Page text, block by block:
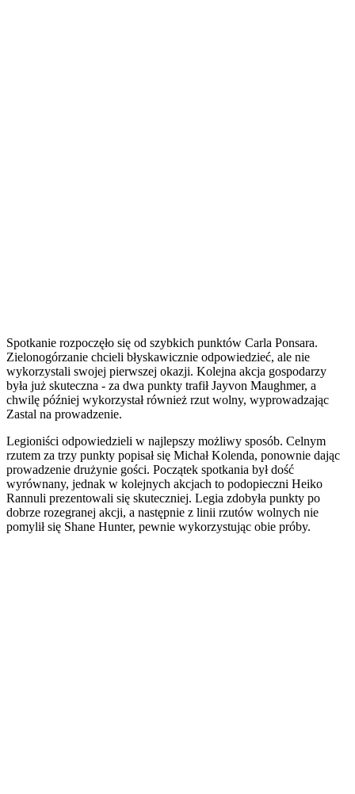
Spotkanie rozpoczęło się od szybkich punktów Carla Ponsara.
Zielonogórzanie chcieli błyskawicznie odpowiedzieć, ale nie
wykorzystali swojej pierwszej okazji. Kolejna akcja gospodarzy
była już skuteczna - za dwa punkty trafił Jayvon Maughmer, a
chwilę później wykorzystał również rzut wolny, wyprowadzając
Zastal na prowadzenie.
Legioniści odpowiedzieli w najlepszy możliwy sposób. Celnym
rzutem za trzy punkty popisał się Michał Kolenda, ponownie dając
prowadzenie drużynie gości. Początek spotkania był dość
wyrównany, jednak w kolejnych akcjach to podopieczni Heiko
Rannuli prezentowali się skuteczniej. Legia zdobyła punkty po
dobrze rozegranej akcji, a następnie z linii rzutów wolnych nie
pomylił się Shane Hunter, pewnie wykorzystując obie próby.